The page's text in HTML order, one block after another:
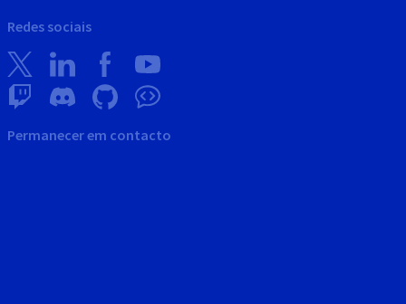
Redes sociais
Permanecer em contacto